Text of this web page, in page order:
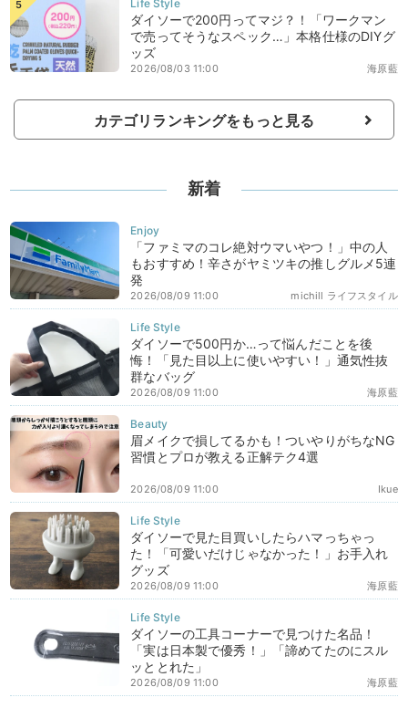
ダイソーで200円ってマジ？！「ワークマン
で売ってそうなスペック…」本格仕様のDIYグ
ッズ
海原藍
2026/08/03 11:00
カテゴリランキングをもっと見る
新着
「ファミマのコレ絶対ウマいやつ！」中の人
もおすすめ！辛さがヤミツキの推しグルメ5連
発
michill ライフスタイル
2026/08/09 11:00
ダイソーで500円か…って悩んだことを後
悔！「見た目以上に使いやすい！」通気性抜
群なバッグ
海原藍
2026/08/09 11:00
眉メイクで損してるかも！ついやりがちなNG
習慣とプロが教える正解テク4選
Ikue
2026/08/09 11:00
ダイソーで見た目買いしたらハマっちゃっ
た！「可愛いだけじゃなかった！」お手入れ
グッズ
海原藍
2026/08/09 11:00
ダイソーの工具コーナーで見つけた名品！
「実は日本製で優秀！」「諦めてたのにスル
ッととれた」
海原藍
2026/08/09 11:00